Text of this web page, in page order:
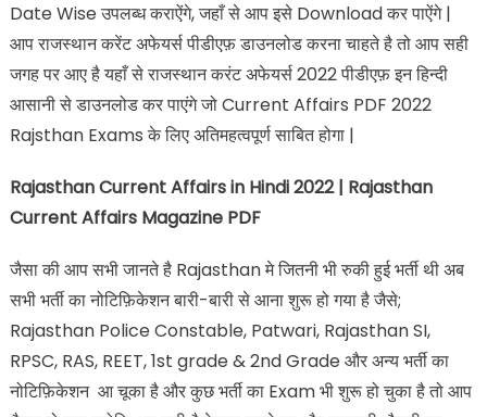
Date Wise उपलब्ध कराऐंगे, जहाँ से आप इसे Download कर पाऐंगे |
आप राजस्थान करेंट अफेयर्स पीडीएफ़ डाउनलोड करना चाहते है तो आप सही
जगह पर आए है यहाँ से राजस्थान करंट अफेयर्स 2022 पीडीएफ़ इन हिन्दी
आसानी से डाउनलोड कर पाएंगे जो Current Affairs PDF 2022
Rajsthan Exams के लिए अतिमहत्वपूर्ण साबित होगा |
Rajasthan Current Affairs in Hindi 2022 | Rajasthan
Current Affairs Magazine PDF
जैसा की आप सभी जानते है Rajasthan मे जितनी भी रुकी हुई भर्ती थी अब
सभी भर्ती का नोटिफ़िकेशन बारी-बारी से आना शुरू हो गया है जैसे;
Rajasthan Police Constable, Patwari, Rajasthan SI,
RPSC, RAS, REET, 1st grade & 2nd Grade और अन्य भर्ती का
नोटिफ़िकेशन आ चूका है और कुछ भर्ती का Exam भी शुरू हो चुका है तो आप